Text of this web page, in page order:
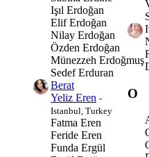
Işıl Erdoğan
Elif Erdoğan
Nilay Erdoğan
Özden Erdoğan
Münezzeh Erdoğmuş
Sedef Erduran
Berat
Yeliz Eren -
Istanbul, Turkey
Fatma Eren
Feride Eren
Funda Ergül
O